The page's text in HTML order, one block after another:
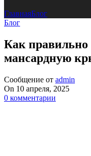
ГлавнаяБлог
Блог
Как правильно
мансардную
Сообщение от admin
On 10 апреля, 2025
0 комментарии